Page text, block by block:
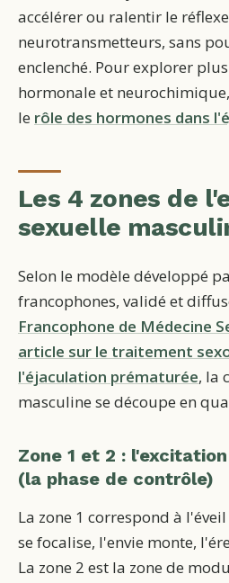
accélérer ou ralentir le
neurotransmetteurs, sans
enclenché. Pour explorer
hormonale et
le rôle des hormones dans
Les 4 zones de
sexuelle
Selon le modèle développé
francophones, validé et
Francophone de Médecine
article sur le traitement
l'éjaculation prématurée, la
masculine se découpe en
Zone 1 et 2 :
(la phase de contrôle)
La zone 1 correspond à
se focalise, l'envie monte,
La zone 2 est la zone de